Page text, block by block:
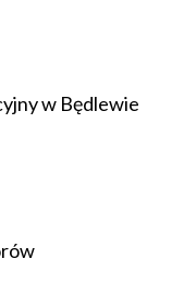
w Będlewie